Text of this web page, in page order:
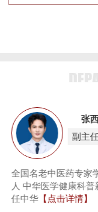
张
副主
全国名老中医药专家
人 中华医学健康科普
任中华【点击详情】